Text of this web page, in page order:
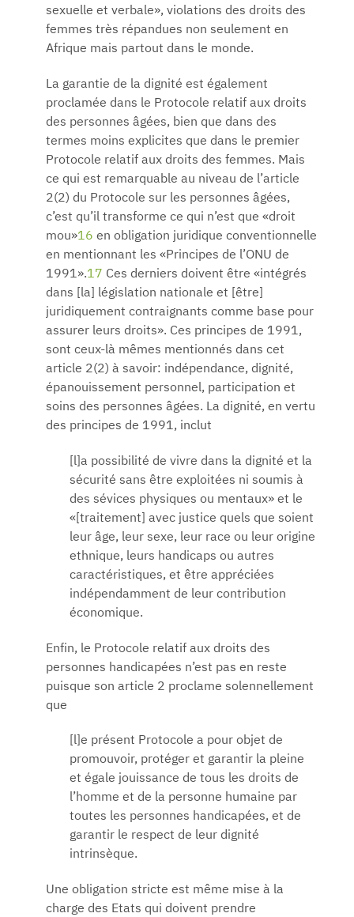
sexuelle et verbale», violations des droits des
femmes très répandues non seulement en
Afrique mais partout dans le monde.
La garantie de la dignité est également
proclamée dans le Protocole relatif aux droits
des personnes âgées, bien que dans des
termes moins explicites que dans le premier
Protocole relatif aux droits des femmes. Mais
ce qui est remarquable au niveau de l’article
2(2) du Protocole sur les personnes âgées,
c’est qu’il transforme ce qui n’est que «droit
mou»16 en obligation juridique conventionnelle
en mentionnant les «Principes de l’ONU de
1991».17 Ces derniers doivent être «intégrés
dans [la] législation nationale et [être]
juridiquement contraignants comme base pour
assurer leurs droits». Ces principes de 1991,
sont ceux-là mêmes mentionnés dans cet
article 2(2) à savoir: indépendance, dignité,
épanouissement personnel, participation et
soins des personnes âgées. La dignité, en vertu
des principes de 1991, inclut
[l]a possibilité de vivre dans la dignité et la
sécurité sans être exploitées ni soumis à
des sévices physiques ou mentaux» et le
«[traitement] avec justice quels que soient
leur âge, leur sexe, leur race ou leur origine
ethnique, leurs handicaps ou autres
caractéristiques, et être appréciées
indépendamment de leur contribution
économique.
Enfin, le Protocole relatif aux droits des
personnes handicapées n’est pas en reste
puisque son article 2 proclame solennellement
que
[l]e présent Protocole a pour objet de
promouvoir, protéger et garantir la pleine
et égale jouissance de tous les droits de
l’homme et de la personne humaine par
toutes les personnes handicapées, et de
garantir le respect de leur dignité
intrinsèque.
Une obligation stricte est même mise à la
charge des Etats qui doivent prendre